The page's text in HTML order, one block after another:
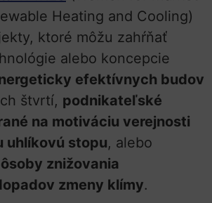
Heating and Cooling)
ktoré môžu zahŕňať
alebo koncepcie
efektívnych budov
štvrtí, podnikateľské
na motiváciu verejnosti
uhlíkovú stopu, alebo
znižovania
zmeny klímy.